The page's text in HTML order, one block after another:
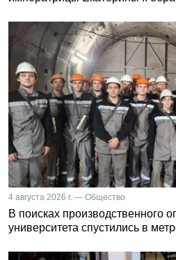
4 августа 2026 г. — Общество
В поисках производственного
университета спустились в